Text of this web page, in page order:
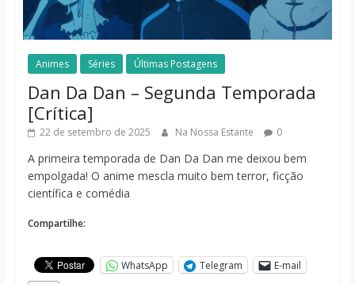
Animes Séries Últimas Postagens
Dan Da Dan – Segunda Temporada
[Crítica]
22 de setembro de 2025 Na Nossa Estante 0
A primeira temporada de Dan Da Dan me deixou bem
empolgada! O anime mescla muito bem terror, ficção
científica e comédia
Compartilhe:
WhatsApp Telegram E-mail